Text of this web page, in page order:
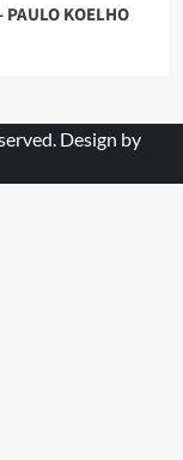
KOELHO
Design by